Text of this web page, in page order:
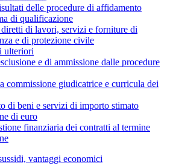
delle procedure di affidamento
di qualificazione
di lavori, servizi e forniture di
e di protezione civile
ulteriori
e di ammissione dalle procedure
commissione giudicatrice e curricula dei
di beni e servizi di importo stimato
di euro
finanziaria dei contratti al termine
vantaggi economici